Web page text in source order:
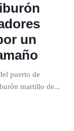
un
puerto de
martillo de...